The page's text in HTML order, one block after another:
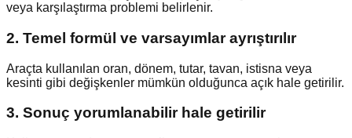
veya karşılaştırma problemi belirlenir.
2. Temel formül ve varsayımlar ayrıştırılır
Araçta kullanılan oran, dönem, tutar, tavan, istisna veya
kesinti gibi değişkenler mümkün olduğunca açık hale getirilir.
3. Sonuç yorumlanabilir hale getirilir